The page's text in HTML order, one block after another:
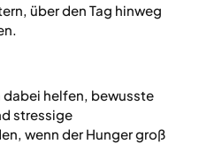
über den Tag hinweg
dabei helfen, bewusste
stressige
wenn der Hunger groß